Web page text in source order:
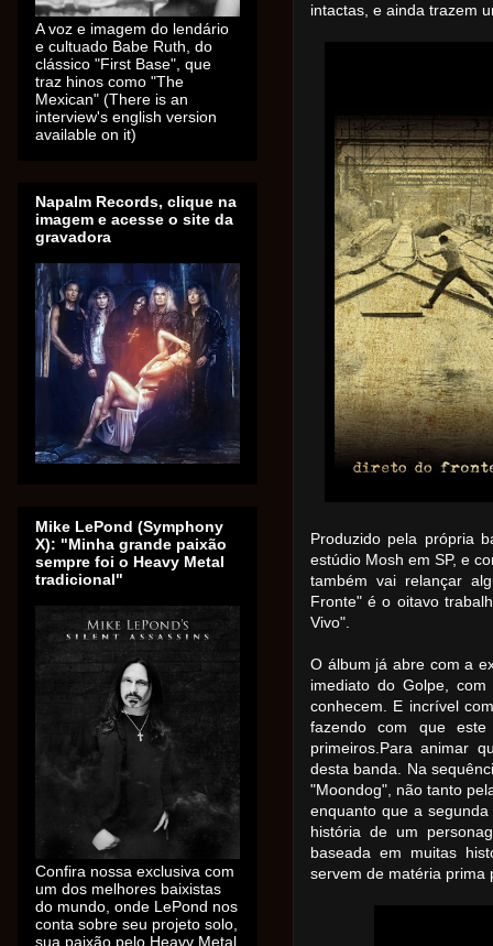
intactas, e ainda trazem
Produzido pela própria
estúdio Mosh em SP, e
também vai relançar
Fronte" é o oitavo
Vivo".
O álbum já abre com a
imediato do Golpe,
conhecem. E incrível
fazendo com que
primeiros.Para animar
desta banda. Na
"Moondog", não tanto
enquanto que a
história de um
baseada em muitas
servem de matéria prima
A voz e imagem do lendário
e cultuado Babe Ruth, do
clássico "First Base", que
traz hinos como "The
Mexican" (There is an
interview's english version
available on it)
Napalm Records, clique na
imagem e acesse o site da
gravadora
Mike LePond (Symphony
X): "Minha grande paixão
sempre foi o Heavy Metal
tradicional"
Confira nossa exclusiva com
um dos melhores baixistas
do mundo, onde LePond nos
conta sobre seu projeto solo,
sua paixão pelo Heavy Metal